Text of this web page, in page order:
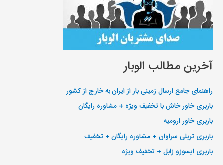
آخرین مطالب الوبار
راهنمای جامع ارسال زمینی بار از ایران به خارج از کشور
باربری خاور خاش با تخفیف ویژه + مشاوره رایگان
باربری خاور ارومیه
باربری تریلی سراوان + مشاوره رایگان + تخفیف
باربری ایسوزو زابل + تخفیف ویژه